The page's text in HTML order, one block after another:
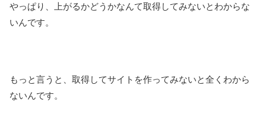
やっぱり、上がるかどうかなんて取得してみないとわからな
いんです。
もっと言うと、取得してサイトを作ってみないと全くわから
ないんです。